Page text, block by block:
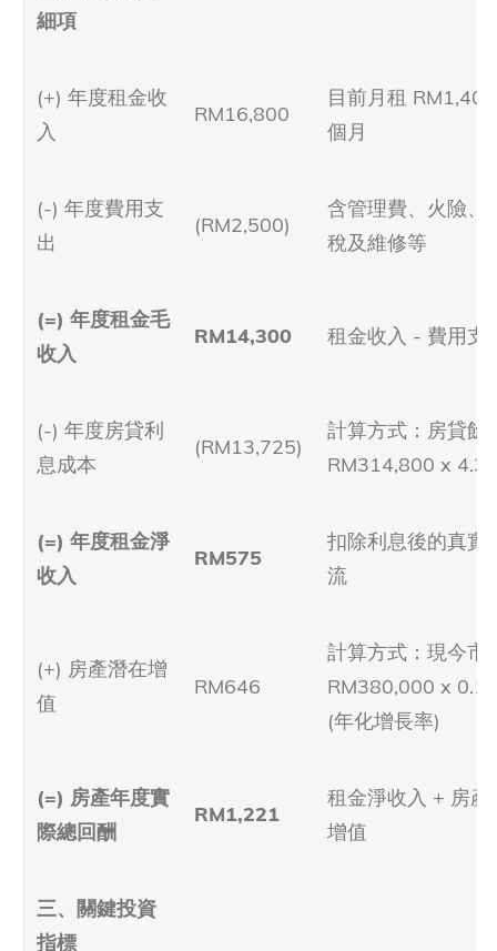
細項
(+) 年度租金收
入
RM16,800
目前月租
個月
(-) 年度費用支
出
(RM2,500)
含管理費、火險、
稅及維修等
(=) 年度租金毛
收入
RM14,300 租金收入 - 費用支
(-) 年度房貸利
息成本
(RM13,725)
計算方式：房貸餘
RM314,800 x
(=) 年度租金淨
收入
RM575
扣除利息後的真實
流
(+) 房產潛在增
值
RM646
計算方式：現今市
RM380,000 x
(年化增長率)
(=) 房產年度實
際總回酬
RM1,221
租金淨收入 + 房產
增值
三、關鍵投資
指標